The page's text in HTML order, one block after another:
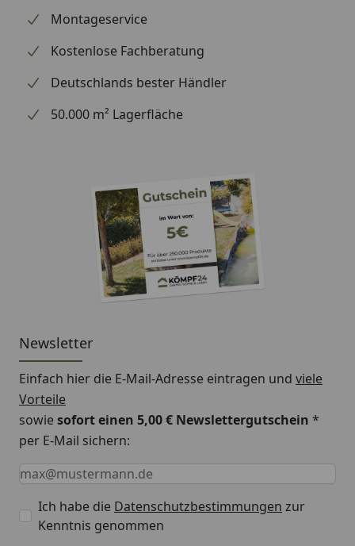
Montageservice
Kostenlose Fachberatung
Deutschlands bester Händler
50.000 m² Lagerfläche
Newsletter
Einfach hier die E-Mail-Adresse eintragen und viele
Vorteile
sowiesofort einen 5,00 € Newslettergutschein *
per E-Mail sichern:
Keine Eingabe erforderlich
Eingabe erforderlich
E-Mail *
Ich habe die Datenschutzbestimmungen zur
Kenntnis genommen